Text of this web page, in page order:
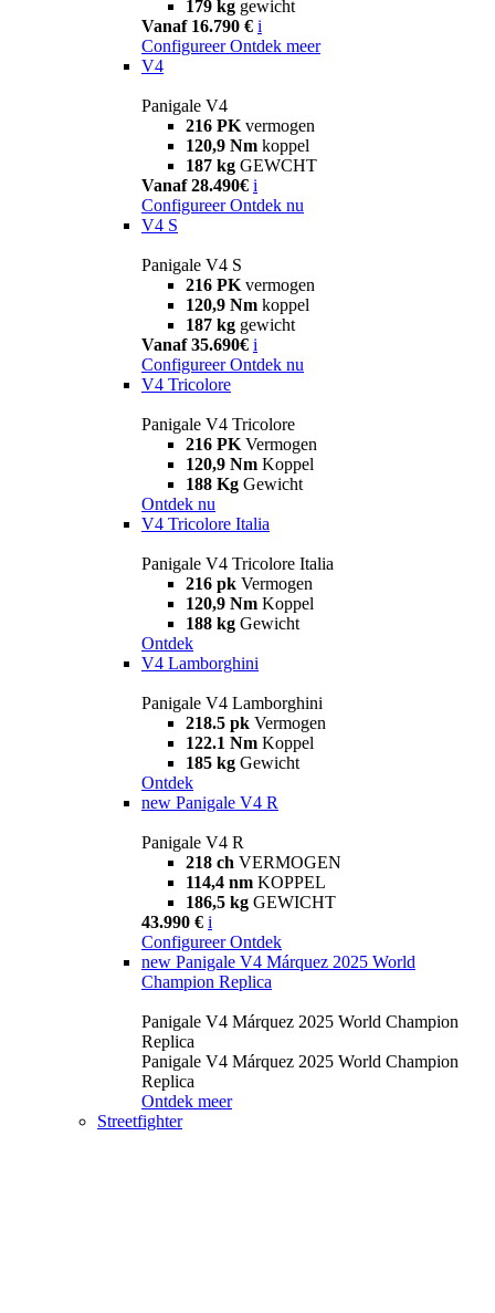
179 kg gewicht
Vanaf 16.790 € i
Configureer Ontdek meer
V4
Panigale V4
216 PK vermogen
120,9 Nm koppel
187 kg GEWCHT
Vanaf 28.490€ i
Configureer Ontdek nu
V4 S
Panigale V4 S
216 PK vermogen
120,9 Nm koppel
187 kg gewicht
Vanaf 35.690€ i
Configureer Ontdek nu
V4 Tricolore
Panigale V4 Tricolore
216 PK Vermogen
120,9 Nm Koppel
188 Kg Gewicht
Ontdek nu
V4 Tricolore Italia
Panigale V4 Tricolore Italia
216 pk Vermogen
120,9 Nm Koppel
188 kg Gewicht
Ontdek
V4 Lamborghini
Panigale V4 Lamborghini
218.5 pk Vermogen
122.1 Nm Koppel
185 kg Gewicht
Ontdek
new Panigale V4 R
Panigale V4 R
218 ch VERMOGEN
114,4 nm KOPPEL
186,5 kg GEWICHT
43.990 € i
Configureer Ontdek
new Panigale V4 Márquez 2025 World
Champion Replica
Panigale V4 Márquez 2025 World Champion
Replica
Panigale V4 Márquez 2025 World Champion
Replica
Ontdek meer
Streetfighter